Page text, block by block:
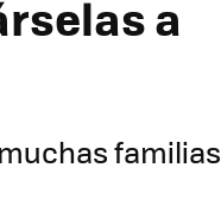
a
familias